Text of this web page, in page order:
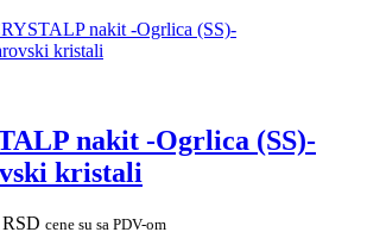
nakit -Ogrlica (SS)-
kristali
RSD cene su sa PDV-om